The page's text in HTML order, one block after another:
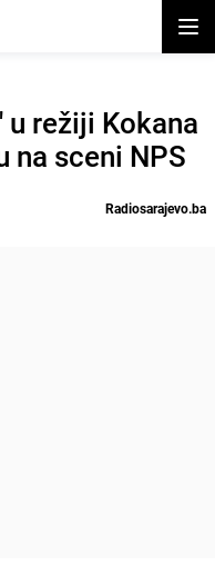
režiji Kokana
na sceni NPS
Radiosarajevo.ba